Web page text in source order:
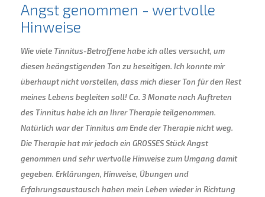
Angst genommen - wertvolle
Hinweise
Wie viele Tinnitus-Betroffene habe ich alles versucht, um
diesen beängstigenden Ton zu beseitigen. Ich konnte mir
überhaupt nicht vorstellen, dass mich dieser Ton für den Rest
meines Lebens begleiten soll! Ca. 3 Monate nach Auftreten
des Tinnitus habe ich an Ihrer Therapie teilgenommen.
Natürlich war der Tinnitus am Ende der Therapie nicht weg.
Die Therapie hat mir jedoch ein GROSSES Stück Angst
genommen und sehr wertvolle Hinweise zum Umgang damit
gegeben. Erklärungen, Hinweise, Übungen und
Erfahrungsaustausch haben mein Leben wieder in Richtung